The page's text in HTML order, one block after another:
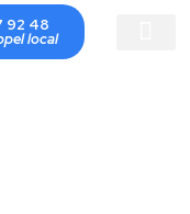
92 48
local